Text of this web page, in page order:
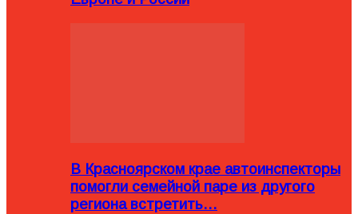
В Красноярском крае автоинспекторы
помогли семейной паре из другого
региона встретить…